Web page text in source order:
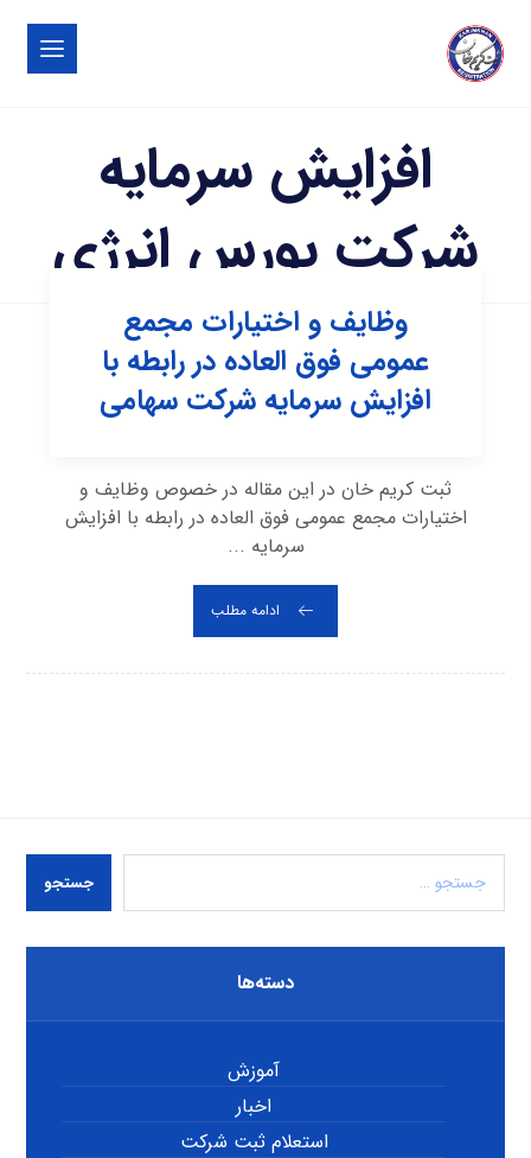
افزایش سرمایه
شرکت بورس انرژی
وظایف و اختیارات مجمع
عمومی فوق العاده در رابطه با
افزایش سرمایه شرکت سهامی
ثبت کریم خان در این مقاله در خصوص وظایف و
اختیارات مجمع عمومی فوق العاده در رابطه با افزایش
سرمایه ...
ادامه مطلب
جستجو
دسته‌ها
آموزش
اخبار
استعلام ثبت شرکت